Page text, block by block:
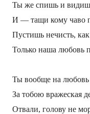
Ты же спишь и
И — тащи кому чаво
Пустишь нечисть,
Только наша любовь
Ты вообще на любовь
За тобою вражеская
Отвали, голову не